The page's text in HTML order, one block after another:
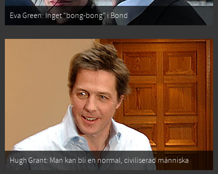
Eva Green: Inget “bong-bong” i Bond
Hugh Grant: Man kan bli en normal, civiliserad människa